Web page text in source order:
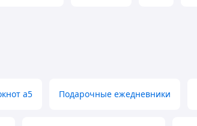
а5 Подарочные ежедневники